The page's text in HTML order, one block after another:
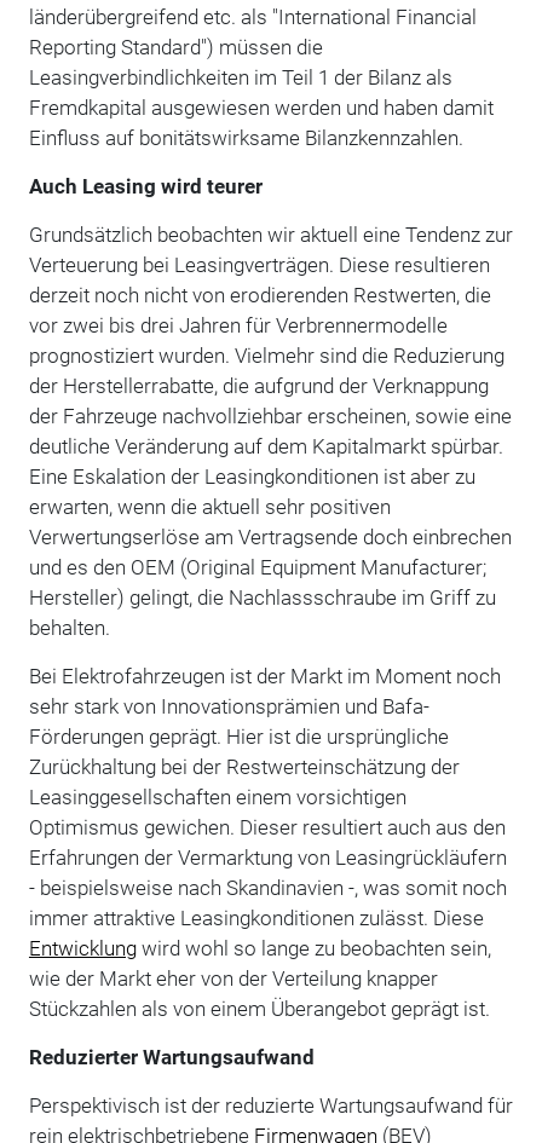
länderübergreifend etc. als "International Financial
Reporting Standard") müssen die
Leasingverbindlichkeiten im Teil 1 der Bilanz als
Fremdkapital ausgewiesen werden und haben damit
Einfluss auf bonitätswirksame Bilanzkennzahlen.
Auch Leasing wird teurer
Grundsätzlich beobachten wir aktuell eine Tendenz zur
Verteuerung bei Leasingverträgen. Diese resultieren
derzeit noch nicht von erodierenden Restwerten, die
vor zwei bis drei Jahren für Verbrennermodelle
prognostiziert wurden. Vielmehr sind die Reduzierung
der Herstellerrabatte, die aufgrund der Verknappung
der Fahrzeuge nachvollziehbar erscheinen, sowie eine
deutliche Veränderung auf dem Kapitalmarkt spürbar.
Eine Eskalation der Leasingkonditionen ist aber zu
erwarten, wenn die aktuell sehr positiven
Verwertungserlöse am Vertragsende doch einbrechen
und es den OEM (Original Equipment Manufacturer;
Hersteller) gelingt, die Nachlassschraube im Griff zu
behalten.
Bei Elektrofahrzeugen ist der Markt im Moment noch
sehr stark von Innovationsprämien und Bafa-
Förderungen geprägt. Hier ist die ursprüngliche
Zurückhaltung bei der Restwerteinschätzung der
Leasinggesellschaften einem vorsichtigen
Optimismus gewichen. Dieser resultiert auch aus den
Erfahrungen der Vermarktung von Leasingrückläufern
- beispielsweise nach Skandinavien -, was somit noch
immer attraktive Leasingkonditionen zulässt. Diese
Entwicklungwird wohl so lange zu beobachten sein,
wie der Markt eher von der Verteilung knapper
Stückzahlen als von einem Überangebot geprägt ist.
Reduzierter Wartungsaufwand
Perspektivisch ist der reduzierte Wartungsaufwand für
rein elektrischbetriebene Firmenwagen (BEV)